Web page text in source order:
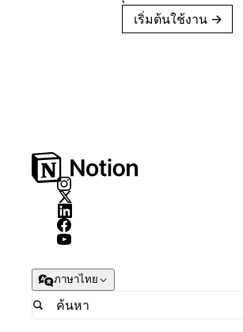
เริ่มต้นใช้งาน →
ภาษาไทย